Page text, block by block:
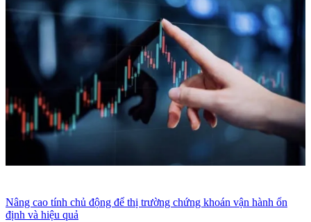
Nâng cao tính chủ động để thị trường chứng khoán vận hành ổn
định và hiệu quả